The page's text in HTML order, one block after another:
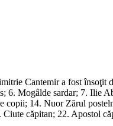
Cantemir a fost
6. Mogâlde sardar; 7. Ilie
14. Nuor Zărul
căpitan; 22. Apostol